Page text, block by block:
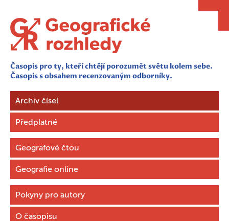
Časopis pro ty, kteří chtějí porozumět světu kolem sebe.
Časopis s obsahem recenzovaným odborníky.
Archiv čísel
Předplatné
Geografové čtou
Geografie online
Pokyny pro autory
O časopisu